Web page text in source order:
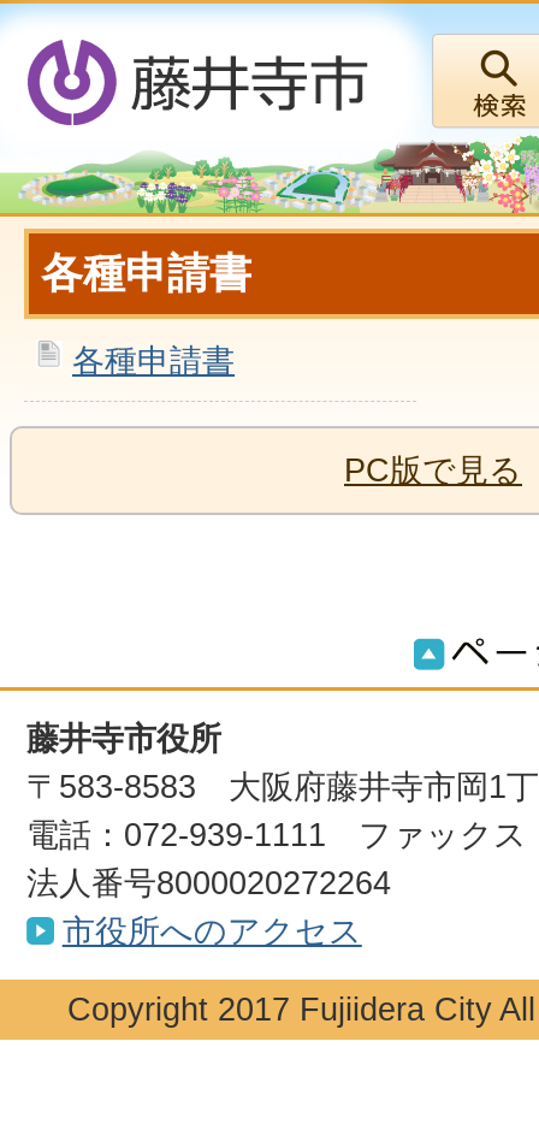
各種申請書
各種申請書
PC版で見る
藤井寺市役所
〒583-8583 大阪府藤井寺市岡1
電話：072-939-1111 ファックス
法人番号8000020272264
市役所へのアクセス
Copyright 2017 Fujiidera City